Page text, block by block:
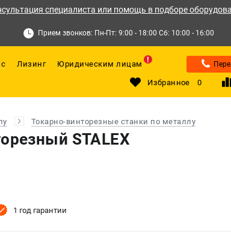
специалиста или помощь в подборе
Прием звонков: Пн-Пт: 9:00 - 18:00 Сб: 10:00 - 16:00
Лизинг Юридическим лицам
Избранное 0
Токарно-винторезные станки по металлу
STALEX
1 год гарантии